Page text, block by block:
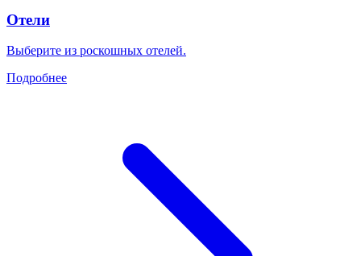
Отели
Выберите из роскошных отелей.
Подробнее